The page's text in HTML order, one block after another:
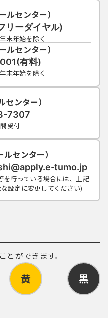
ルセンター）
ーダイヤル)
末年始を除く
ルセンター）
有料)
末年始を除く
センター）
7307
受付
センター）
tumo.jp
を行っている場合には、上記
設定に変更してください)
ができます。
黄 黒